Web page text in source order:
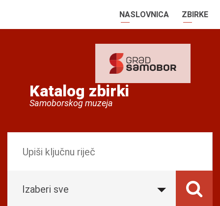
NASLOVNICA ZBIRKE
Katalog zbirki
Samoborskog muzeja
Izaberi sve